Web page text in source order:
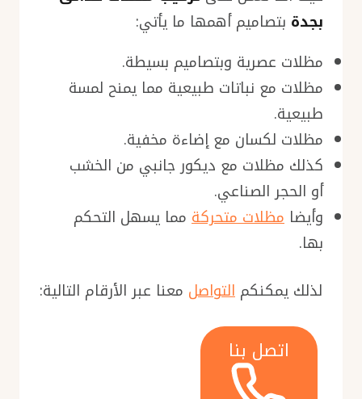
بجدة بتصاميم أهمها ما يأتي:
مظلات عصرية وبتصاميم بسيطة.
مظلات مع نباتات طبيعية مما يمنح لمسة
طبيعية.
مظلات لكسان مع إضاءة مخفية.
كذلك مظلات مع ديكور جانبي من الخشب
أو الحجر الصناعي.
وأيضا مظلات متحركة مما يسهل التحكم
بها.
لذلك يمكنكم التواصل معنا عبر الأرقام التالية:
اتصل بنا